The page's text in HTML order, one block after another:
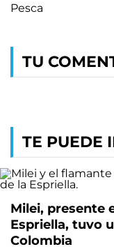
Pesca
TU
TE PUEDE
Milei, presente
Espriella, tuvo
Colombia